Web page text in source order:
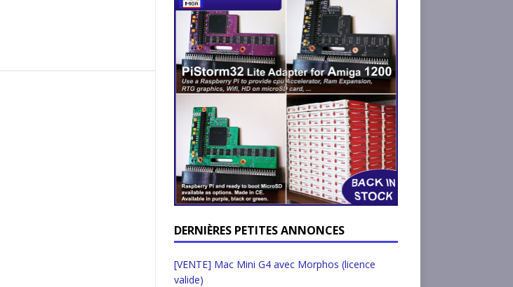
DERNIÈRES PETITES ANNONCES
[VENTE] Mac Mini G4 avec Morphos (licence
valide)